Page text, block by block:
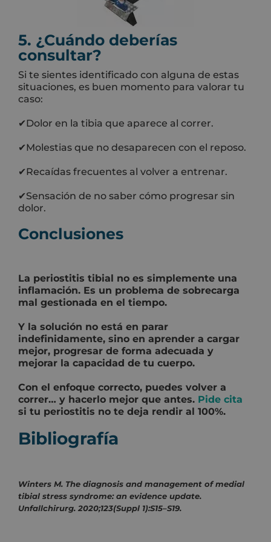
5. ¿Cuándo deberías
consultar?
Si te sientes identificado con alguna de estas
situaciones, es buen momento para valorar tu
caso:
✔Dolor en la tibia que aparece al correr.
✔Molestias que no desaparecen con el reposo.
✔Recaídas frecuentes al volver a entrenar.
✔Sensación de no saber cómo progresar sin
dolor.
Conclusiones
La periostitis tibial no es simplemente una
inflamación. Es un problema de sobrecarga
mal gestionada en el tiempo.
Y la solución no está en parar
indefinidamente, sino en aprender a cargar
mejor, progresar de forma adecuada y
mejorar la capacidad de tu cuerpo.
Con el enfoque correcto, puedes volver a
correr… y hacerlo mejor que antes. Pide cita
si tu periostitis no te deja rendir al 100%.
Bibliografía
Winters M. The diagnosis and management of medial
tibial stress syndrome: an evidence update.
Unfallchirurg. 2020;123(Suppl 1):S15–S19.